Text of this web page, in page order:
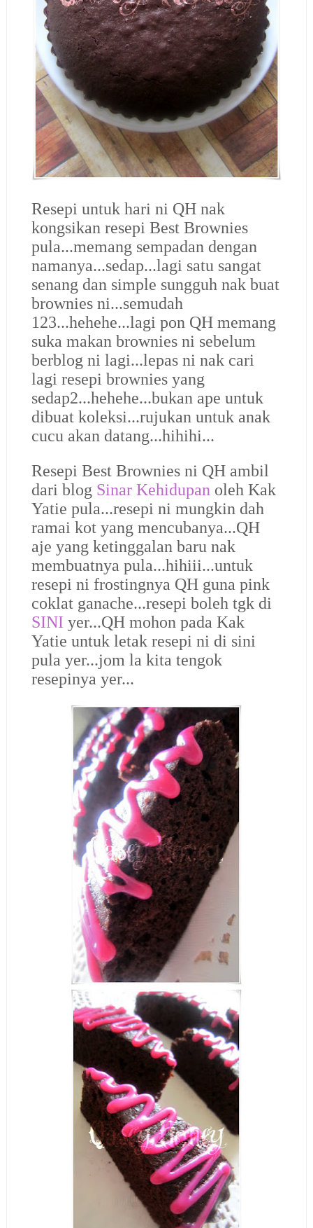
Resepi untuk hari ni QH nak
kongsikan resepi Best Brownies
pula...memang sempadan dengan
namanya...sedap...lagi satu sangat
senang dan simple sungguh nak buat
brownies ni...semudah
123...hehehe...lagi pon QH memang
suka makan brownies ni sebelum
berblog ni lagi...lepas ni nak cari
lagi resepi brownies yang
sedap2...hehehe...bukan ape untuk
dibuat koleksi...rujukan untuk anak
cucu akan datang...hihihi...
Resepi Best Brownies ni QH ambil
dari blog Sinar Kehidupan oleh Kak
Yatie pula...resepi ni mungkin dah
ramai kot yang mencubanya...QH
aje yang ketinggalan baru nak
membuatnya pula...hihiii...untuk
resepi ni frostingnya QH guna pink
coklat ganache...resepi boleh tgk di
SINI yer...QH mohon pada Kak
Yatie untuk letak resepi ni di sini
pula yer...jom la kita tengok
resepinya yer...